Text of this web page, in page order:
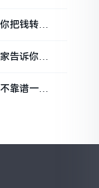
把钱转进
告诉你几
靠谱一文